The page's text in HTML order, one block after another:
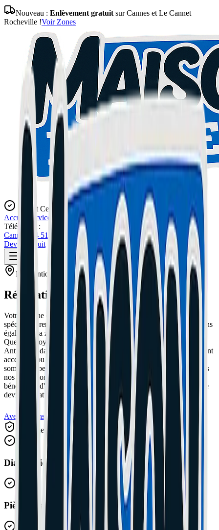
Nouveau : Enlèvement gratuit sur Cannes et Le Cannet
Rocheville !Voir Zones
Expert Certifié
Accueil
Services L'Atelier
Contact
Téléphone :
Cannes: 04 51 26 27 50Le Cannet: 04 51 26 27 51
Devis Gratuit
Intervention sur Antibes
Réparation iPhone à Antibes
Votre iPhone est un outil indispensable au quotidien. Notre service
spécialisé prend en charge toutes les pannes iPhone. Nous couvrons
également la zone d'Antibes pour toutes vos réparations urgentes.
Que vous soyez situé à Juan-les-Pins, La Fontonne, Le Cap, Vieil
Antibes ou dans les communes alentours, notre atelier est facilement
accessible ou nous pouvons venir chercher votre iPhone. Nous
sommes experts sur de nombreuses marques comme Apple. Toutes
nos réparations sont effectuées avec des pièces de haute qualité et
bénéficient d'une garantie de 1 an. Nos tarifs sont transparents et le
devis est gratuit.
Avec ou sans RDV
Garantie 1 An
Avis Google
Diagnostic Gratuit
Pièces Premium